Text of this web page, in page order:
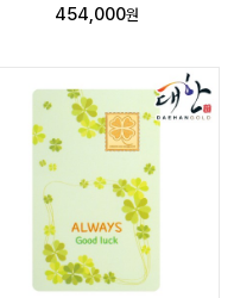
454,000원